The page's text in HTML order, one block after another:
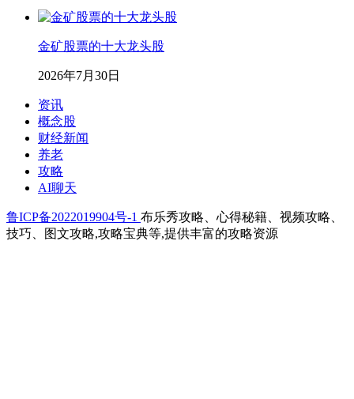
金矿股票的十大龙头股
2026年7月30日
资讯
概念股
财经新闻
养老
攻略
AI聊天
鲁ICP备2022019904号-1 布乐秀攻略、心得秘籍、视频攻略、
技巧、图文攻略,攻略宝典等,提供丰富的攻略资源